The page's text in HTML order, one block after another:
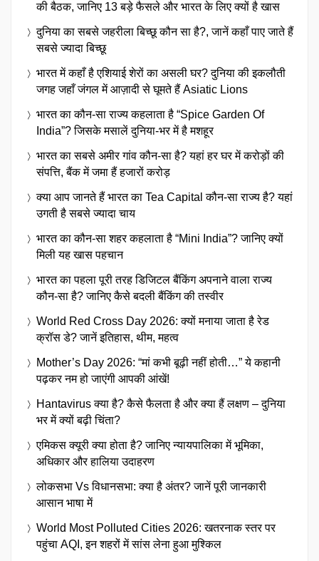
की बैठक, जानिए 13 बड़े फैसले और भारत के लिए क्यों है खास
दुनिया का सबसे जहरीला बिच्छू कौन सा है?, जानें कहाँ पाए जाते हैं
सबसे ज्यादा बिच्छू
भारत में कहाँ है एशियाई शेरों का असली घर? दुनिया की इकलौती
जगह जहाँ जंगल में आज़ादी से घूमते हैं Asiatic Lions
भारत का कौन-सा राज्य कहलाता है “Spice Garden Of
India”? जिसके मसालें दुनिया-भर में है मशहूर
भारत का सबसे अमीर गांव कौन-सा है? यहां हर घर में करोड़ों की
संपत्ति, बैंक में जमा हैं हजारों करोड़
क्या आप जानते हैं भारत का Tea Capital कौन-सा राज्य है? यहां
उगती है सबसे ज्यादा चाय
भारत का कौन-सा शहर कहलाता है “Mini India”? जानिए क्यों
मिली यह खास पहचान
भारत का पहला पूरी तरह डिजिटल बैंकिंग अपनाने वाला राज्य
कौन-सा है? जानिए कैसे बदली बैंकिंग की तस्वीर
World Red Cross Day 2026: क्यों मनाया जाता है रेड
क्रॉस डे? जानें इतिहास, थीम, महत्व
Mother’s Day 2026: “मां कभी बूढ़ी नहीं होती…” ये कहानी
पढ़कर नम हो जाएंगी आपकी आंखें!
Hantavirus क्या है? कैसे फैलता है और क्या हैं लक्षण – दुनिया
भर में क्यों बढ़ी चिंता?
एमिकस क्यूरी क्या होता है? जानिए न्यायपालिका में भूमिका,
अधिकार और हालिया उदाहरण
लोकसभा Vs विधानसभा: क्या है अंतर? जानें पूरी जानकारी
आसान भाषा में
World Most Polluted Cities 2026: खतरनाक स्तर पर
पहुंचा AQI, इन शहरों में सांस लेना हुआ मुश्किल